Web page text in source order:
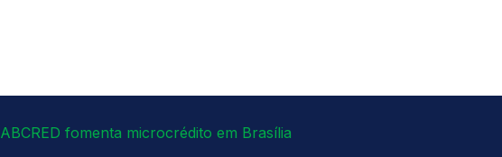
ABCRED fomenta microcrédito em Brasília